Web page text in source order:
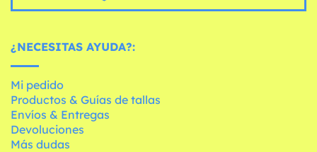
¿NECESITAS AYUDA?:
Mi pedido
Productos & Guías de tallas
Envíos & Entregas
Devoluciones
Más dudas